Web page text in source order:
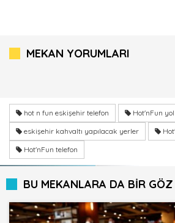
MEKAN YORUMLARI
hot n fun eskişehir telefon
Hot'nFun
eskişehir kahvaltı yapılacak yerler
Hot'nFun telefon
BU MEKANLARA DA BİR